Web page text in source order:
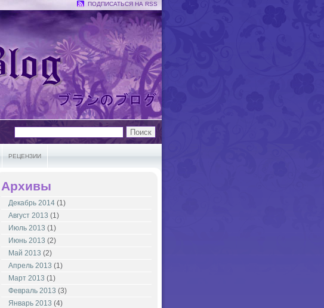
ПОДПИСАТЬСЯ НА RSS
РЕЦЕНЗИИ
Архивы
Декабрь 2014 (1)
Август 2013 (1)
Июль 2013 (1)
Июнь 2013 (2)
Май 2013 (2)
Апрель 2013 (1)
Март 2013 (1)
Февраль 2013 (3)
Январь 2013 (4)